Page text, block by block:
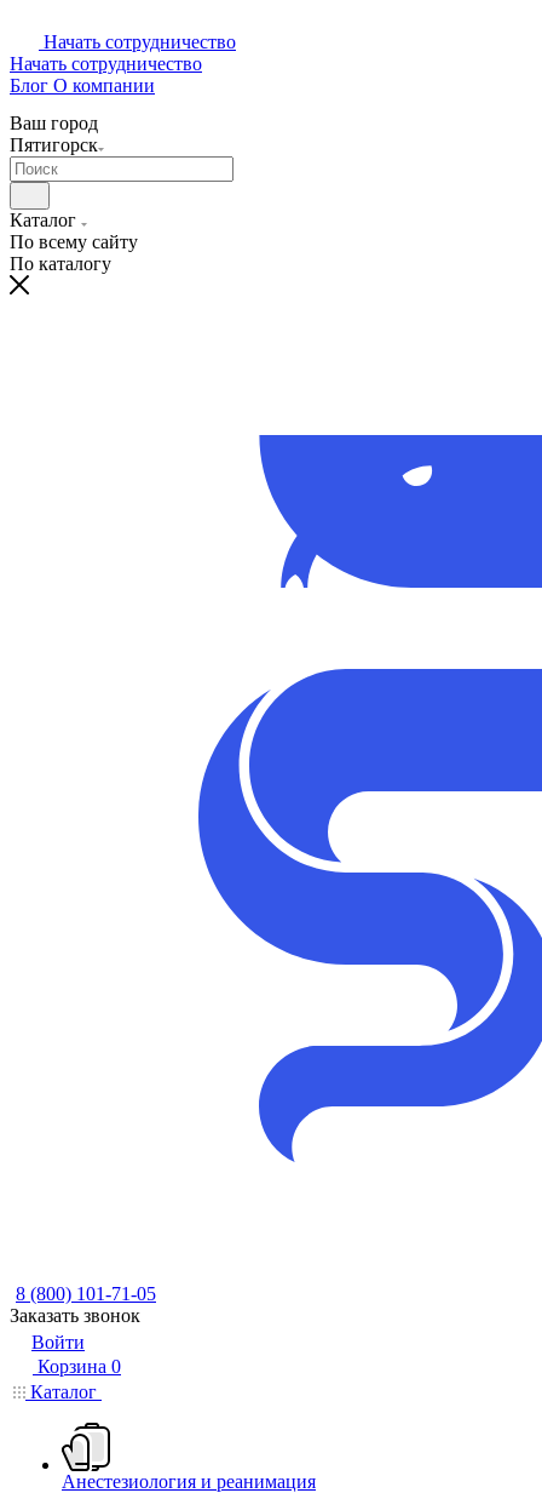
Начать сотрудничество
Начать сотрудничество
Блог О компании
Ваш город
Пятигорск
Каталог
По всему сайту
По каталогу
8 (800) 101-71-05
Заказать звонок
Войти
Корзина 0
Каталог
Анестезиология и реанимация